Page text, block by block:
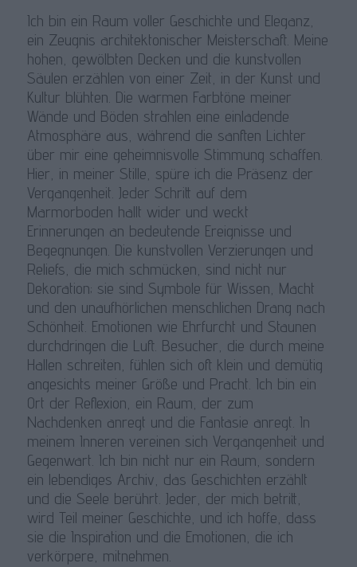
Ich bin ein Raum voller Geschichte und Eleganz,
ein Zeugnis architektonischer Meisterschaft. Meine
hohen, gewölbten Decken und die kunstvollen
Säulen erzählen von einer Zeit, in der Kunst und
Kultur blühten. Die warmen Farbtöne meiner
Wände und Böden strahlen eine einladende
Atmosphäre aus, während die sanften Lichter
über mir eine geheimnisvolle Stimmung schaffen.
Hier, in meiner Stille, spüre ich die Präsenz der
Vergangenheit. Jeder Schritt auf dem
Marmorboden hallt wider und weckt
Erinnerungen an bedeutende Ereignisse und
Begegnungen. Die kunstvollen Verzierungen und
Reliefs, die mich schmücken, sind nicht nur
Dekoration; sie sind Symbole für Wissen, Macht
und den unaufhörlichen menschlichen Drang nach
Schönheit. Emotionen wie Ehrfurcht und Staunen
durchdringen die Luft. Besucher, die durch meine
Hallen schreiten, fühlen sich oft klein und demütig
angesichts meiner Größe und Pracht. Ich bin ein
Ort der Reflexion, ein Raum, der zum
Nachdenken anregt und die Fantasie anregt. In
meinem Inneren vereinen sich Vergangenheit und
Gegenwart. Ich bin nicht nur ein Raum, sondern
ein lebendiges Archiv, das Geschichten erzählt
und die Seele berührt. Jeder, der mich betritt,
wird Teil meiner Geschichte, und ich hoffe, dass
sie die Inspiration und die Emotionen, die ich
verkörpere, mitnehmen.